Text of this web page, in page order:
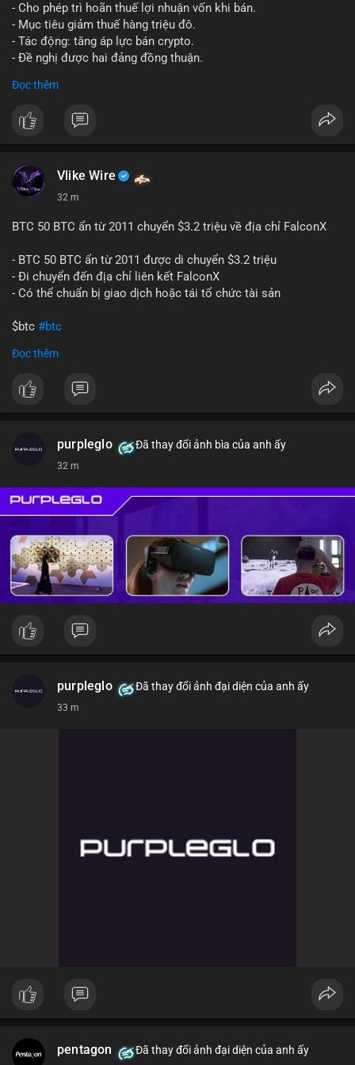
tái cơ cấu danh mục trước phiên giao dịch Âu-Mỹ. Tâm lý thị
trường có thể dao động nhẹ khi nhà đầu tư nhỏ lẻ theo dõi
động thái này.
và điểm đến của số BTC này trong 2-4 giờ tới. Nếu dòng tiền
phòng thủ. Nếu vào ví lạnh, có thể duy trì chiến lược nắm giữ
#160btc #vilanh #thanhkhoansan
- Cho phép trì hoãn thuế lợi nhuận vốn khi bán.
- Mục tiêu giảm thuế hàng triệu đô.
- Tác động: tăng áp lực bán crypto.
- Đề nghị được hai đảng đồng thuận.
#vlikevn #titanbot
📰 Nguồn: Cointelegraph
Đọc thêm
Vlike Wire
32 m
BTC 50 BTC ẩn từ 2011 chuyển $3.2 triệu về địa chỉ FalconX
- BTC 50 BTC ẩn từ 2011 được di chuyển $3.2 triệu
- Đi chuyển đến địa chỉ liên kết FalconX
- Có thể chuẩn bị giao dịch hoặc tái tổ chức tài sản
$btc #btc
#vlikevn
📰 Nguồn: CoinDesk
Đọc thêm
purpleglo Đã thay đổi ảnh bìa của anh ấy
32 m
purpleglo Đã thay đổi ảnh đại diện của anh ấy
33 m
pentagon Đã thay đổi ảnh đại diện của anh ấy